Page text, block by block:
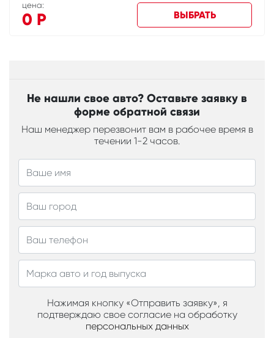
цена:
0 Р ВЫБРАТЬ
Не нашли свое авто? Оставьте заявку в
форме обратной связи
Наш менеджер перезвонит вам в рабочее время в
течении 1-2 часов.
Нажимая кнопку «Отправить заявку», я
подтверждаю свое согласие на обработку
персональных данных